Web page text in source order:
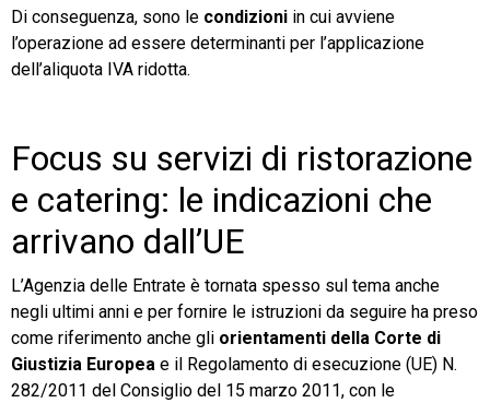
Di conseguenza, sono le condizioni in cui avviene
l’operazione ad essere determinanti per l’applicazione
dell’aliquota IVA ridotta.
Focus su servizi di ristorazione
e catering: le indicazioni che
arrivano dall’UE
L’Agenzia delle Entrate è tornata spesso sul tema anche
negli ultimi anni e per fornire le istruzioni da seguire ha preso
come riferimento anche gli orientamenti della Corte di
Giustizia Europea e il Regolamento di esecuzione (UE) N.
282/2011 del Consiglio del 15 marzo 2011, con le